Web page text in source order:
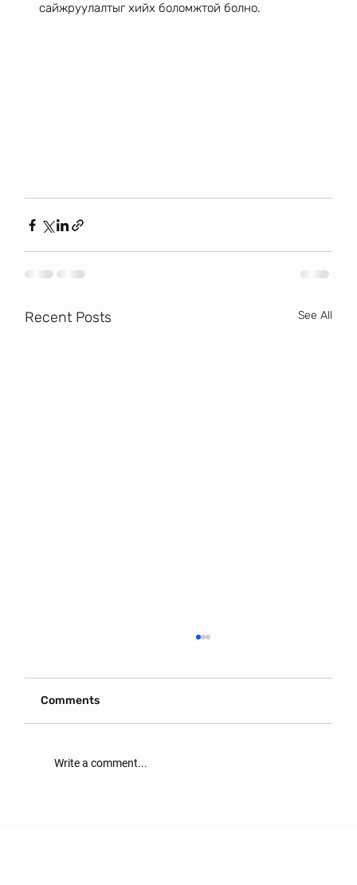
сайжруулалтыг хийх боломжтой болно.
Recent Posts See All
Comments
Write a comment...